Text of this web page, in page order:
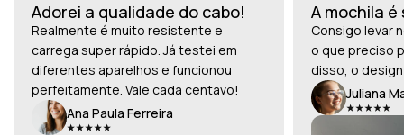
Adorei a qualidade do cabo!
Realmente é muito resistente e
carrega super rápido. Já testei em
diferentes aparelhos e funcionou
perfeitamente. Vale cada centavo!
Ana Paula Ferreira
A mochila
Consigo levar
o que preciso
disso, o
Juliana